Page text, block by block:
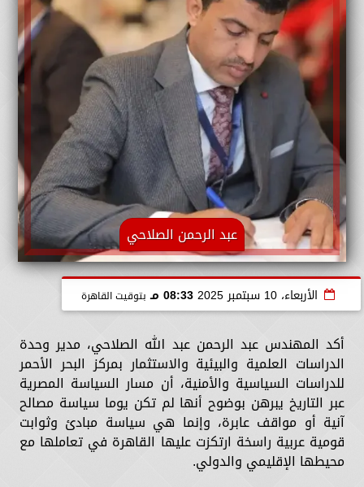
عبد الرحمن الصلاحي
الأربعاء، 10 سبتمبر 2025 08:33 مـ بتوقيت القاهرة
أكد المهندس عبد الرحمن عبد الله الصلاحي، مدير وحدة
الدراسات العلمية والبيئية والاستثمار بمركز البحر الأحمر
للدراسات السياسية والأمنية، أن مسار السياسة المصرية
عبر التاريخ يبرهن بوضوح أنها لم تكن يوما سياسة مصالح
آنية أو مواقف عابرة، وإنما هي سياسة مبادئ وثوابت
قومية عربية راسخة ارتكزت عليها القاهرة في تعاملها مع
محيطها الإقليمي والدولي.